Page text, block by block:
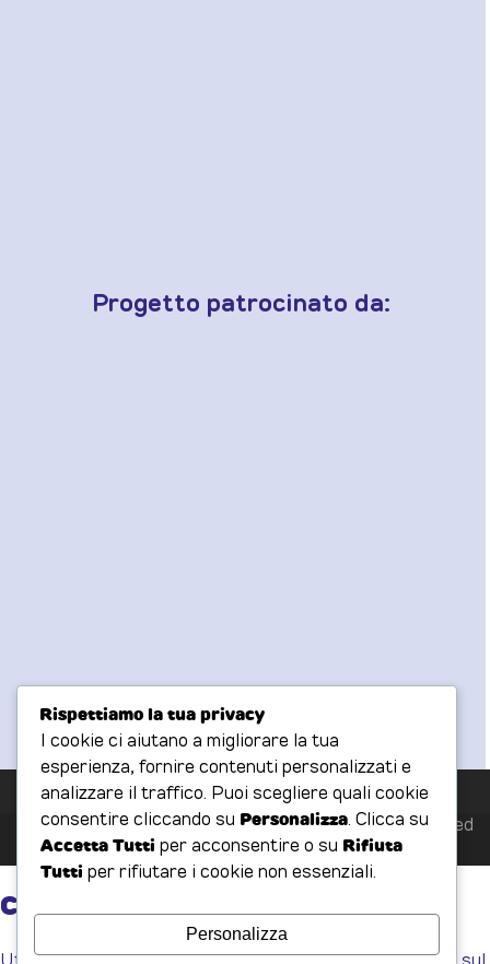
Progetto patrocinato da:
CopyrightDue Piedi Sinistri2026 - All Rights Reserved
-Privacy Policy-Cookies Policy
Rispettiamo la tua privacy
I cookie ci aiutano a migliorare la tua
esperienza, fornire contenuti personalizzati e
analizzare il traffico. Puoi scegliere quali cookie
consentire cliccando su Personalizza. Clicca su
Accetta Tutti per acconsentire o su Rifiuta
Tutti per rifiutare i cookie non essenziali.
Personalizza